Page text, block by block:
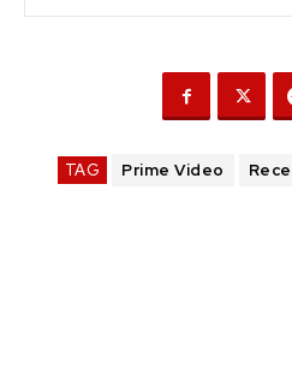
TAG Prime Video